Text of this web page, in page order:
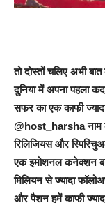
तो दोस्तों चलिए अभी
दुनिया में अपना पहला
सफर का एक काफी ज्यादा
@host_harsha नाम
रिलिजियस और
एक इमोशनल कनेक्शन
मिलियन से ज्यादा
और पैशन हमें काफी